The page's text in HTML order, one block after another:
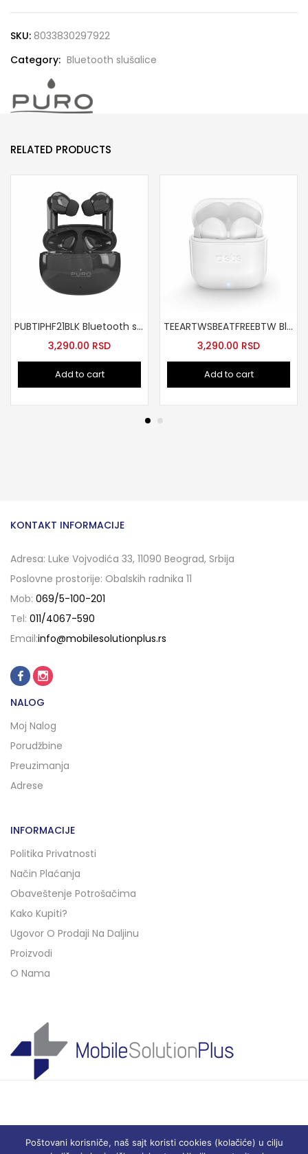
SKU: 8033830297922
Category: Bluetooth slušalice
RELATED PRODUCTS
PUBTIPHF21BLK Bluetooth slusalice Play Pro crne
3,290.00 RSD
Add to cart
TEEARTWSBEATFREEBTW Bluetooth slusalice bele
3,290.00 RSD
Add to cart
KONTAKT INFORMACIJE
Adresa: Luke Vojvodića 33, 11090 Beograd, Srbija
Poslovne prostorije: Obalskih radnika 11
Mob: 069/5-100-201
Tel: 011/4067-590
Email:info@mobilesolutionplus.rs
NALOG
Moj Nalog
Porudžbine
Preuzimanja
Adrese
INFORMACIJE
Politika Privatnosti
Način Plaćanja
Obaveštenje Potrošačima
Kako Kupiti?
Ugovor O Prodaji Na Daljinu
Proizvodi
O Nama
Poštovani korisniče, naš sajt koristi cookies (kolačiće) u cilju